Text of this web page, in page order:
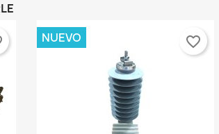
NUEVO favorite_border